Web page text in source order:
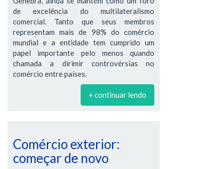
de excelência do multilateralismo
comercial. Tanto que seus membros
representam mais de 98% do comércio
mundial e a entidade tem cumprido um
papel importante pelo menos quando
chamada a dirimir controvérsias no
comércio entre países.
+ continuar lendo
Comércio exterior:
começar de novo